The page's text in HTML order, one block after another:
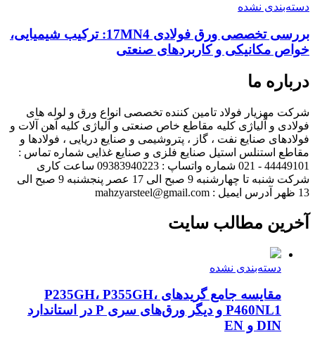
دسته‌بندی نشده
بررسی تخصصی ورق فولادی 17MN4: ترکیب شیمیایی،
خواص مکانیکی و کاربردهای صنعتی
درباره ما
شرکت مهزیار فولاد تامین کننده تخصصی انواع ورق و لوله های
فولادی و آلیاژی کلیه مقاطع خاص صنعتی و آلیاژی کلیه آهن آلات و
فولادهای صنایع نفت ، گاز ، پتروشیمی و صنایع دریایی ، فولادها و
مقاطع استنلس استیل صنایع فلزی و صنایع غذایی شماره تماس :
44449101 - 021 شماره واتساپ : 09383940223 ساعت کاری
شرکت شنبه تا چهارشنبه 9 صبح الی 17 عصر پنجشنبه 9 صبح الی
13 ظهر آدرس ایمیل : mahzyarsteel@gmail.com
آخرین مطالب سایت
دسته‌بندی نشده
مقایسه جامع گریدهای P235GH، P355GH،
P460NL1 و دیگر ورق‌های سری P در استاندارد
DIN و EN